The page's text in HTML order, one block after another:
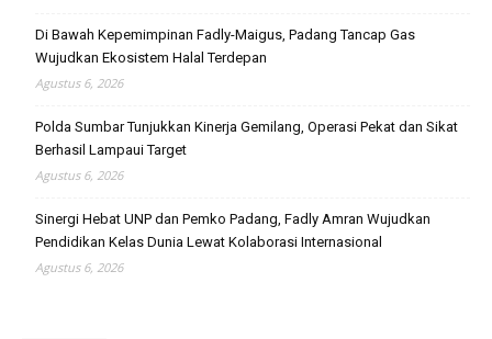
Di Bawah Kepemimpinan Fadly-Maigus, Padang Tancap Gas
Wujudkan Ekosistem Halal Terdepan
Agustus 6, 2026
Polda Sumbar Tunjukkan Kinerja Gemilang, Operasi Pekat dan Sikat
Berhasil Lampaui Target
Agustus 6, 2026
Sinergi Hebat UNP dan Pemko Padang, Fadly Amran Wujudkan
Pendidikan Kelas Dunia Lewat Kolaborasi Internasional
Agustus 6, 2026